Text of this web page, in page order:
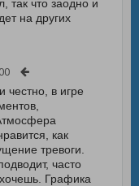
так что заодно и
на других
честно, в игре
как
тревоги.
часто
Графика